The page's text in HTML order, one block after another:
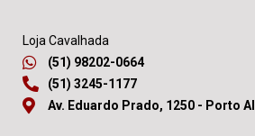
Loja Cavalhada
(51) 98202-0664
(51) 3245-1177
Av. Eduardo Prado, 1250 - Porto